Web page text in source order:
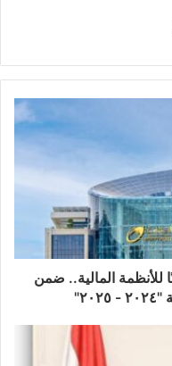
للأنظمة المالية.. ضمن